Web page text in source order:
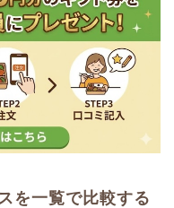
を一覧で比較する